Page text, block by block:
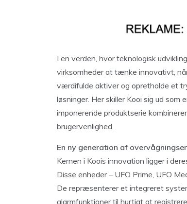
I en verden, hvor teknologisk
virksomheder at tænke innovativt,
værdifulde aktiver og opretholde et
løsninger. Her skiller Kooi sig ud
imponerende produktserie
brugervenlighed.
En ny generation af
Kernen i Koois innovation ligger i
Disse enheder – UFO Prime, UFO
De repræsenterer et integreret
alarmfunktioner til hurtigt at